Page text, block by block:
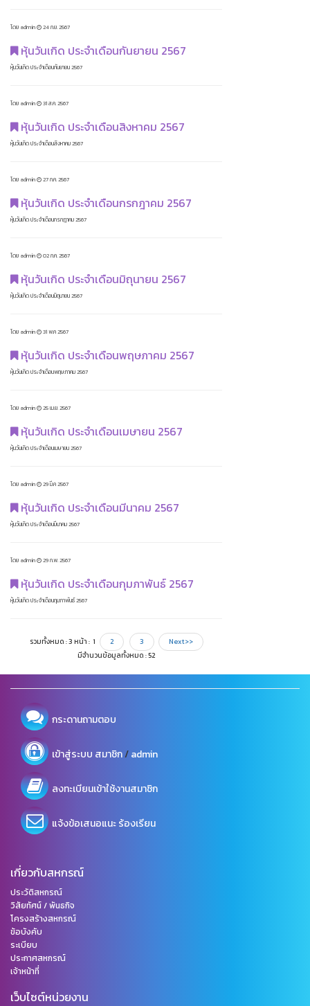
โดย admin 24 ก.ย. 2567
หุ้นวันเกิด ประจำเดือนกันยายน 2567
หุ้นวันเกิด ประจำเดือนกันยายน 2567
โดย admin 31 ส.ค. 2567
หุ้นวันเกิด ประจำเดือนสิงหาคม 2567
หุ้นวันเกิด ประจำเดือนสิงหาคม 2567
โดย admin 27 ก.ค. 2567
หุ้นวันเกิด ประจำเดือนกรกฎาคม 2567
หุ้นวันเกิด ประจำเดือนกรกฎาคม 2567
โดย admin 02 ก.ค. 2567
หุ้นวันเกิด ประจำเดือนมิถุนายน 2567
หุ้นวันเกิด ประจำเดือนมิถุนายน 2567
โดย admin 31 พ.ค 2567
หุ้นวันเกิด ประจำเดือนพฤษภาคม 2567
หุ้นวันเกิด ประจำเดือนพฤษภาคม 2567
โดย admin 25 เม.ย. 2567
หุ้นวันเกิด ประจำเดือนเมษายน 2567
หุ้นวันเกิด ประจำเดือนเมษายน 2567
โดย admin 29 มี.ค 2567
หุ้นวันเกิด ประจำเดือนมีนาคม 2567
หุ้นวันเกิด ประจำเดือนมีนาคม 2567
โดย admin 29 ก.พ. 2567
หุ้นวันเกิด ประจำเดือนกุมภาพันธ์ 2567
หุ้นวันเกิด ประจำเดือนกุมภาพันธ์ 2567
รวมทั้งหมด : 3 หน้า : 1 2 3
Next>>
มีจำนวนข้อมูลทั้งหมด : 52
กระดานถามตอบ
เข้าสู่ระบบ สมาชิก/admin
ลงทะเบียนเข้าใช้งานสมาชิก
แจ้งข้อเสนอแนะ ร้องเรียน
เกี่ยวกับสหกรณ์
ประวัติสหกรณ์
วิสัยทัศน์ / พันธกิจ
โครงสร้างสหกรณ์
ข้อบังคับ
ระเบียบ
ประกาศสหกรณ์
เจ้าหน้าที่
เว็บไซต์หน่วยงาน